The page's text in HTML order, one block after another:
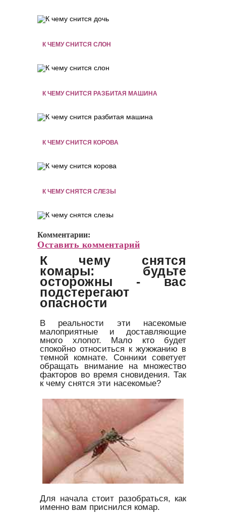
К ЧЕМУ СНИТСЯ СЛОН
К ЧЕМУ СНИТСЯ РАЗБИТАЯ МАШИНА
К ЧЕМУ СНИТСЯ КОРОВА
К ЧЕМУ СНЯТСЯ СЛЕЗЫ
Комментарии:
Оставить комментарий
К чему снятся
комары: будьте
осторожны - вас
подстерегают
опасности
В реальности эти насекомые
малоприятные и доставляющие
много хлопот. Мало кто будет
спокойно относиться к жужжанию в
темной комнате. Сонники советует
обращать внимание на множество
факторов во время сновидения. Так
к чему снятся эти насекомые?
Для начала стоит разобраться, как
именно вам приснился комар.